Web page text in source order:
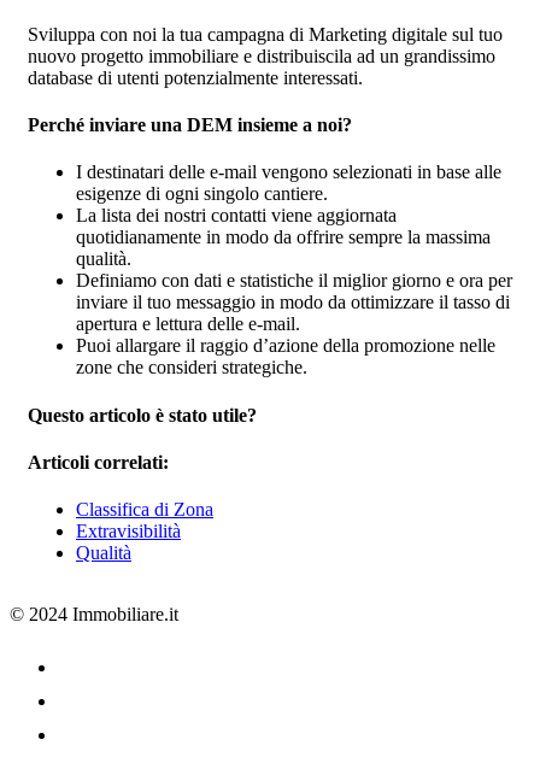
Sviluppa con noi la tua campagna di Marketing digitale sul tuo
nuovo progetto immobiliare e distribuiscila ad un grandissimo
database di utenti potenzialmente interessati.
Perché inviare una DEM insieme a noi?
I destinatari delle e-mail vengono selezionati in base alle
esigenze di ogni singolo cantiere.
La lista dei nostri contatti viene aggiornata
quotidianamente in modo da offrire sempre la massima
qualità.
Definiamo con dati e statistiche il miglior giorno e ora per
inviare il tuo messaggio in modo da ottimizzare il tasso di
apertura e lettura delle e-mail.
Puoi allargare il raggio d’azione della promozione nelle
zone che consideri strategiche.
Questo articolo è stato utile?
Articoli correlati:
Classifica di Zona
Extravisibilità
Qualità
© 2024 Immobiliare.it